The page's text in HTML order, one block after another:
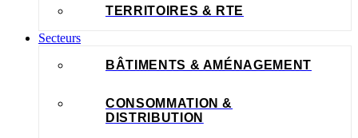
TERRITOIRES & RTE
Secteurs
BÂTIMENTS & AMÉNAGEMENT
CONSOMMATION &
DISTRIBUTION